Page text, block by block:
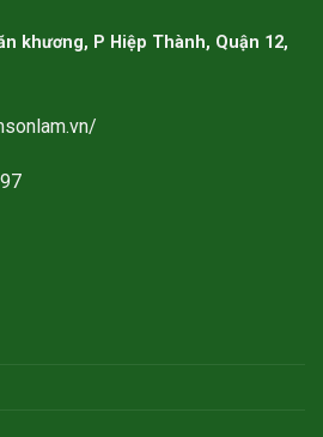
khương, P Hiệp Thành, Quận 12,